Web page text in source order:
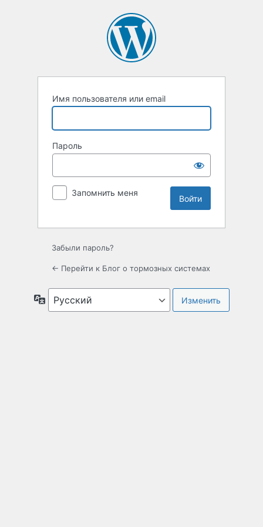
Имя пользователя или email
Пароль
Запомнить меня
Забыли пароль?
← Перейти к Блог о тормозных системах
Язык